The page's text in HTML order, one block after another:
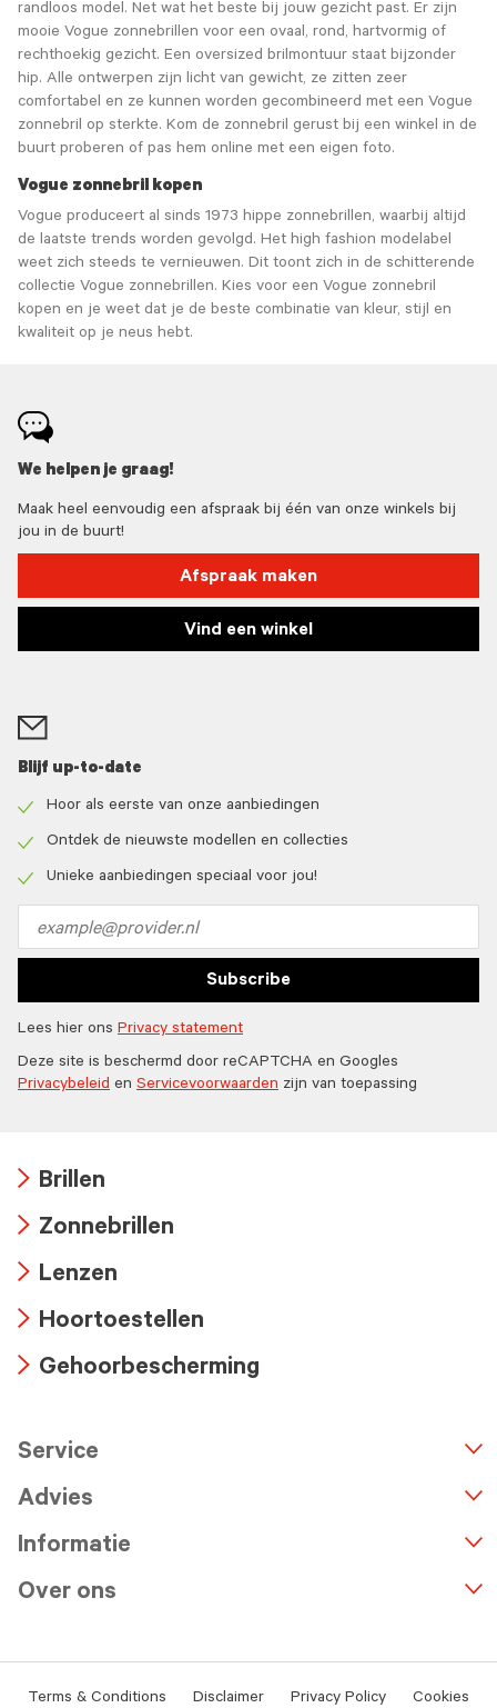
randloos model. Net wat het beste bij jouw gezicht past. Er zijn
mooie Vogue zonnebrillen voor een ovaal, rond, hartvormig of
rechthoekig gezicht. Een oversized brilmontuur staat bijzonder
hip. Alle ontwerpen zijn licht van gewicht, ze zitten zeer
comfortabel en ze kunnen worden gecombineerd met een Vogue
zonnebril op sterkte. Kom de zonnebril gerust bij een winkel in de
buurt proberen of pas hem online met een eigen foto.
Vogue zonnebril kopen
Vogue produceert al sinds 1973 hippe zonnebrillen, waarbij altijd
de laatste trends worden gevolgd. Het high fashion modelabel
weet zich steeds te vernieuwen. Dit toont zich in de schitterende
collectie Vogue zonnebrillen. Kies voor een Vogue zonnebril
kopen en je weet dat je de beste combinatie van kleur, stijl en
kwaliteit op je neus hebt.
We helpen je graag!
Maak heel eenvoudig een afspraak bij één van onze winkels bij
jou in de buurt!
Afspraak maken
Vind een winkel
Blijf up-to-date
icon
Hoor als eerste van onze aanbiedingen
icon
Ontdek de nieuwste modellen en collecties
Unieke aanbiedingen speciaal voor jou!
address
Subscribe
Lees hier ons Privacy statement
Deze site is beschermd door reCAPTCHA en Googles
Privacybeleid en Servicevoorwaarden zijn van toepassing
icon
Brillen
icon
Zonnebrillen
icon
Lenzen
icon
Hoortoestellen
Gehoorbescherming
Service
Advies
Informatie
Over ons
Terms & Conditions Disclaimer Privacy Policy Cookies